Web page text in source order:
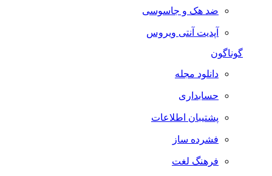
ضد هک و جاسوسی
آپدیت آنتی ویروس
گوناگون
دانلود مجله
حسابداری
پشتیبان اطلاعات
فشرده ساز
فرهنگ لغت